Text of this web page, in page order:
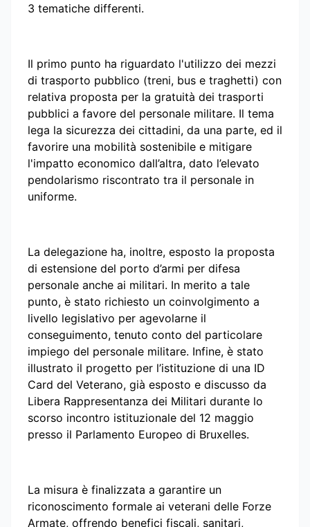
3 tematiche differenti.
Il primo punto ha riguardato l'utilizzo dei mezzi
di trasporto pubblico (treni, bus e traghetti) con
relativa proposta per la gratuità dei trasporti
pubblici a favore del personale militare. Il tema
lega la sicurezza dei cittadini, da una parte, ed il
favorire una mobilità sostenibile e mitigare
l'impatto economico dall’altra, dato l’elevato
pendolarismo riscontrato tra il personale in
uniforme.
La delegazione ha, inoltre, esposto la proposta
di estensione del porto d’armi per difesa
personale anche ai militari. In merito a tale
punto, è stato richiesto un coinvolgimento a
livello legislativo per agevolarne il
conseguimento, tenuto conto del particolare
impiego del personale militare. Infine, è stato
illustrato il progetto per l’istituzione di una ID
Card del Veterano, già esposto e discusso da
Libera Rappresentanza dei Militari durante lo
scorso incontro istituzionale del 12 maggio
presso il Parlamento Europeo di Bruxelles.
La misura è finalizzata a garantire un
riconoscimento formale ai veterani delle Forze
Armate, offrendo benefici fiscali, sanitari,